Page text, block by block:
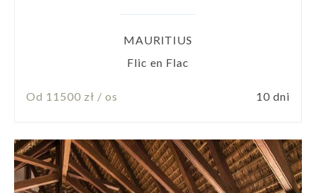
MAURITIUS
Flic en Flac
Od 11500 zł / os 10 dni